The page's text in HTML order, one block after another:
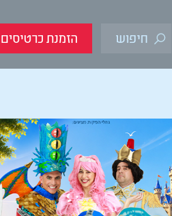
הזמנת כרטיסים